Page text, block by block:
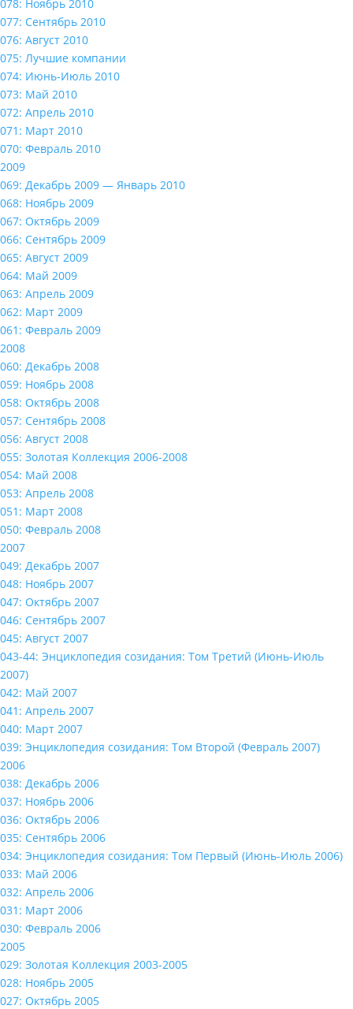
078: Ноябрь 2010
077: Сентябрь 2010
076: Август 2010
075: Лучшие компании
074: Июнь-Июль 2010
073: Май 2010
072: Апрель 2010
071: Март 2010
070: Февраль 2010
2009
069: Декабрь 2009 — Январь 2010
068: Ноябрь 2009
067: Октябрь 2009
066: Сентябрь 2009
065: Август 2009
064: Май 2009
063: Апрель 2009
062: Март 2009
061: Февраль 2009
2008
060: Декабрь 2008
059: Ноябрь 2008
058: Октябрь 2008
057: Сентябрь 2008
056: Август 2008
055: Золотая Коллекция 2006-2008
054: Май 2008
053: Апрель 2008
051: Март 2008
050: Февраль 2008
2007
049: Декабрь 2007
048: Ноябрь 2007
047: Октябрь 2007
046: Сентябрь 2007
045: Август 2007
043-44: Энциклопедия созидания: Том Третий (Июнь-Июль
2007)
042: Май 2007
041: Апрель 2007
040: Март 2007
039: Энциклопедия созидания: Том Второй (Февраль 2007)
2006
038: Декабрь 2006
037: Ноябрь 2006
036: Октябрь 2006
035: Сентябрь 2006
034: Энциклопедия созидания: Том Первый (Июнь-Июль 2006)
033: Май 2006
032: Апрель 2006
031: Март 2006
030: Февраль 2006
2005
029: Золотая Коллекция 2003-2005
028: Ноябрь 2005
027: Октябрь 2005